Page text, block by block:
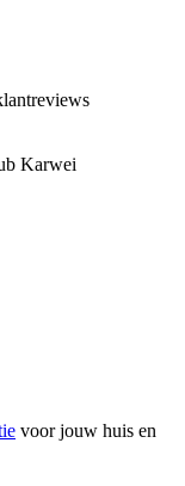
Karwei
voor jouw huis en